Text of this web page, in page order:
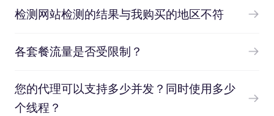
检测网站检测的结果与我购买的地区不符
各套餐流量是否受限制？
您的代理可以支持多少并发？同时使用多少
个线程？